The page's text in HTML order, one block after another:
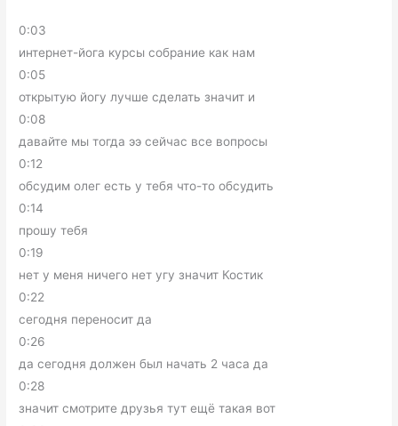
0:03
интернет-йога курсы собрание как нам
0:05
открытую йогу лучше сделать значит и
0:08
давайте мы тогда ээ сейчас все вопросы
0:12
обсудим олег есть у тебя что-то обсудить
0:14
прошу тебя
0:19
нет у меня ничего нет угу значит Костик
0:22
сегодня переносит да
0:26
да сегодня должен был начать 2 часа да
0:28
значит смотрите друзья тут ещё такая вот